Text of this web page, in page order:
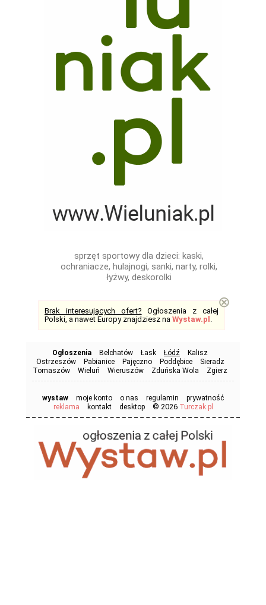
sprzęt sportowy dla dzieci: kaski,
ochraniacze, hulajnogi, sanki, narty, rolki,
łyżwy, deskorolki
Brak interesujących ofert? Ogłoszenia z całej
Polski, a nawet Europy znajdziesz na Wystaw.pl .
⊗
Ogłoszenia Bełchatów Łask Łódź
Kalisz
Ostrzeszów
Pabianice Pajęczno Poddębice
Sieradz
Tomaszów
Wieluń Wieruszów Zduńska Wola Zgierz
wystaw moje konto o nas regulamin
prywatność
reklama
kontakt desktop © 2026 Turczak.pl